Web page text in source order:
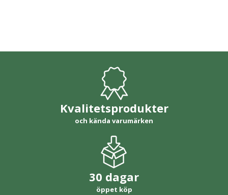
Kvalitetsprodukter
och kända varumärken
30 dagar
öppet köp